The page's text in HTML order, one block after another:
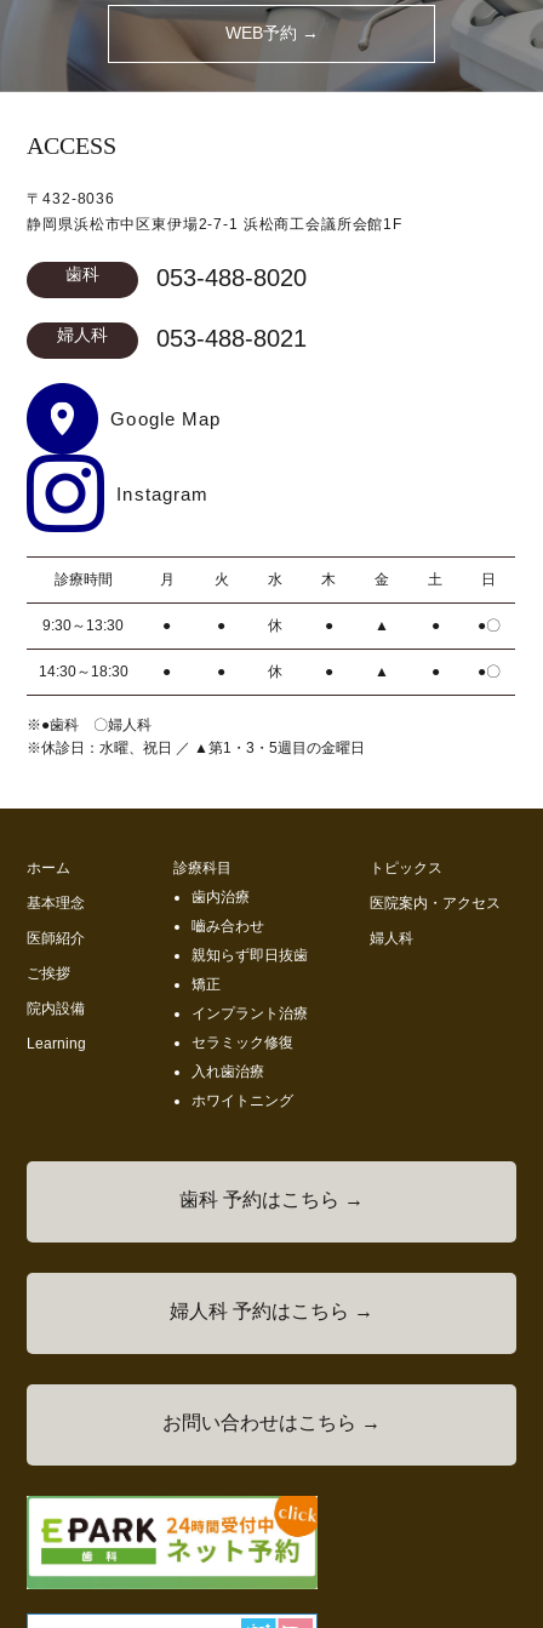
WEB予約 →
ACCESS
〒432-8036
静岡県浜松市中区東伊場2-7-1 浜松商工会議所会館1F
歯科 053-488-8020
婦人科 053-488-8021
Google Map
Instagram
診療時間 月 火 水 木 金 土 日
9:30～13:30 ● ● 休 ● ▲ ● ●〇
14:30～18:30 ● ● 休 ● ▲ ● ●〇
※●歯科 〇婦人科
※休診日：水曜、祝日 ／ ▲第1・3・5週目の金曜日
ホーム
基本理念
医師紹介
ご挨拶
院内設備
Learning
診療科目
歯内治療
嚙み合わせ
親知らず即日抜歯
矯正
インプラント治療
セラミック修復
入れ歯治療
ホワイトニング
トピックス
医院案内・アクセス
婦人科
歯科 予約はこちら →
婦人科 予約はこちら →
お問い合わせはこちら →